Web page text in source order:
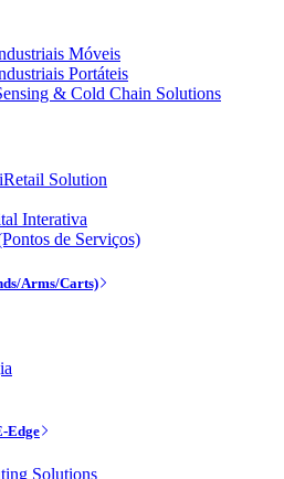
Móveis
Portáteis
& Cold Chain Solutions
Solution
Interativa
de Serviços)
Arms/Carts)
Edge
Solutions